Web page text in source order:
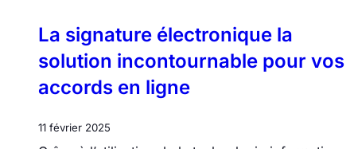
La signature électronique la
solution incontournable pour vos
accords en ligne
11 février 2025